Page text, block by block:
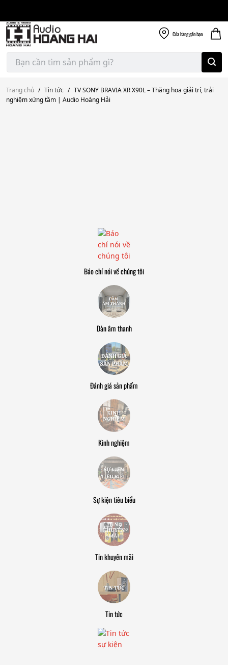
content
Cửa hànggần bạn
Tìm
kiếm:
Trang chủ / Tin tức / TV SONY BRAVIA XR X90L – Thăng hoa giải trí, trải
nghiệm xứng tầm | Audio Hoàng Hải
Báo chí nói về chúng tôi
Dàn âm thanh
Đánh giá sản phẩm
Kinh nghiệm
Sự kiện tiêu biểu
Tin khuyến mãi
Tin tức